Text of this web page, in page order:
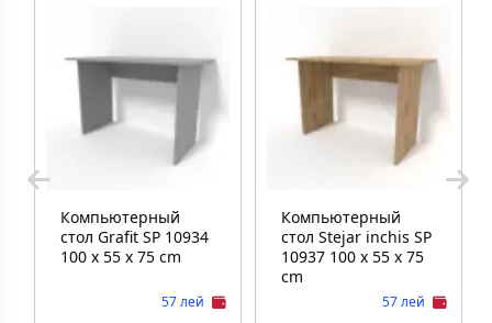
Компьютерный
стол Grafit SP 10934
100 x 55 x 75 cm
57 лей
Компьютерный
стол Stejar inchis SP
10937 100 x 55 x 75
cm
57 лей